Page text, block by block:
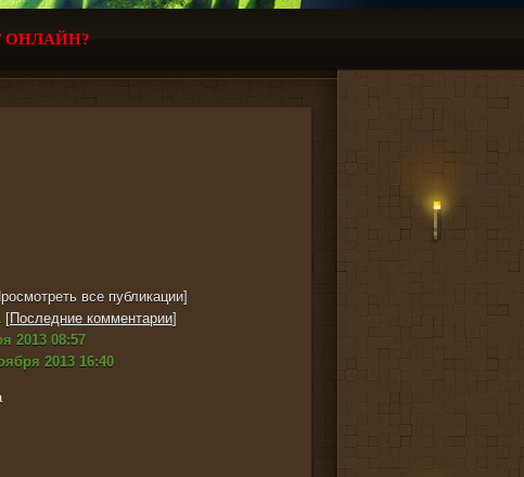
ОНЛАЙН?
все публикации]
[Последние комментарии]
2013 08:57
2013 16:40